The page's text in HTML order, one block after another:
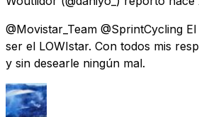
@Movistar_Team @SprintCycling
ser el LOWIstar. Con todos mis
y sin desearle ningún mal.